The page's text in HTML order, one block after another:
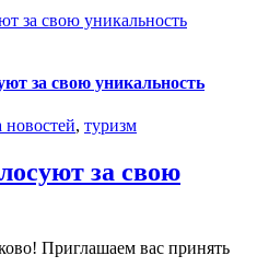
за свою уникальность
за свою уникальность
новостей, туризм
за свою
Приглашаем вас принять